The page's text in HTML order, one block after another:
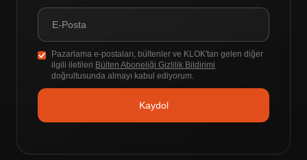
Pazarlama e-postaları, bültenler ve KLOK'tan gelen diğer
ilgili iletileri Bülten Aboneliği Gizlilik Bildirimi
doğrultusunda almayı kabul ediyorum.